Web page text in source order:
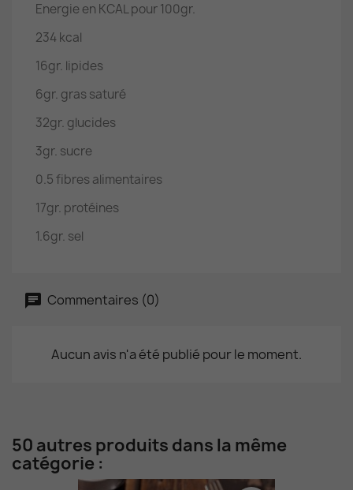
Energie en KCAL pour 100gr.
234 kcal
16gr. lipides
6gr. gras saturé
32gr. glucides
3gr. sucre
0.5 fibres alimentaires
17gr. protéines
1.6gr. sel
Commentaires (0)
Aucun avis n'a été publié pour le moment.
50 autres produits dans la même
catégorie :